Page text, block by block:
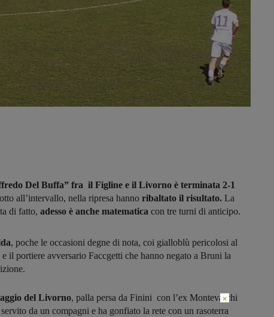
Del Buffa” fra il Figline e il Livorno è terminata 2-1
all’intervallo, nella ripresa hanno ribaltato il risultato. La
di fatto, adesso è anche matematica con tre turni di anticipo.
, poche le occasioni degne di nota, coi gialloblù pericolosi al
e il portiere avversario Faccgetti che hanno negato a Bruni la
del Livorno, palla persa da Finini con l’ex Montevarchi
da un compagni e ha gonfiato la rete con un rasoterra
×